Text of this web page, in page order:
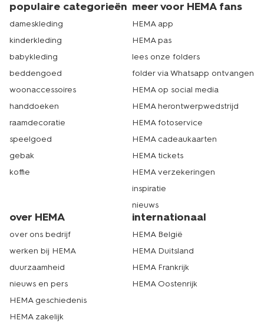
populaire categorieën
dameskleding
kinderkleding
babykleding
beddengoed
woonaccessoires
handdoeken
raamdecoratie
speelgoed
gebak
koffie
meer voor HEMA fans
HEMA app
HEMA pas
lees onze folders
folder via Whatsapp ontvangen
HEMA op social media
HEMA herontwerpwedstrijd
HEMA fotoservice
HEMA cadeaukaarten
HEMA tickets
HEMA verzekeringen
inspiratie
nieuws
over HEMA
over ons bedrijf
werken bij HEMA
duurzaamheid
nieuws en pers
HEMA geschiedenis
HEMA zakelijk
internationaal
HEMA België
HEMA Duitsland
HEMA Frankrijk
HEMA Oostenrijk